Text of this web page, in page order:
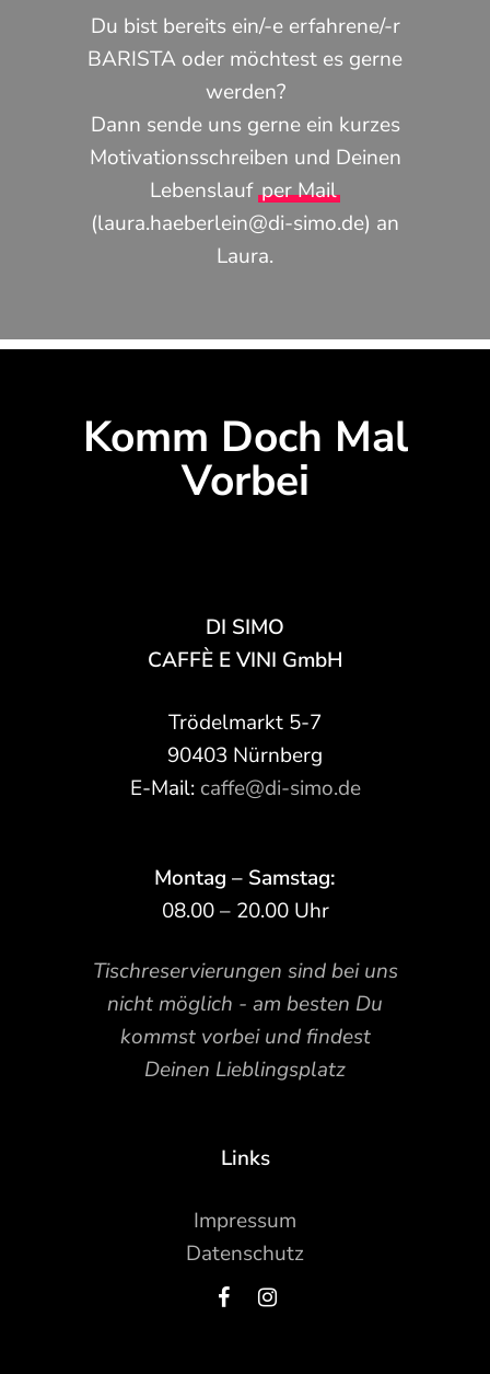
Du bist bereits ein/-e erfahrene/-r
BARISTA oder möchtest es gerne
werden?
Dann sende uns gerne ein kurzes
Motivationsschreiben und Deinen
Lebenslauf per Mail
(laura.haeberlein@di-simo.de) an
Laura.
Komm Doch Mal
Vorbei
DI SIMO
CAFFÈ E VINI GmbH
Trödelmarkt 5-7
90403 Nürnberg
E-Mail: caffe@di-simo.de
Montag – Samstag:
08.00 – 20.00 Uhr
Tischreservierungen sind bei uns
nicht möglich - am besten Du
kommst vorbei und findest
Deinen Lieblingsplatz
Links
Impressum
Datenschutz